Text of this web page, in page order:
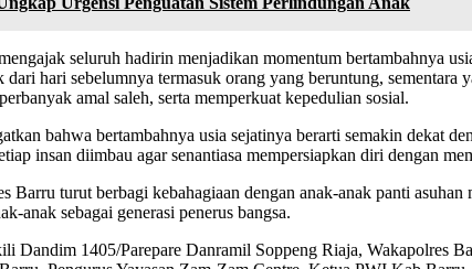
seluruh hadirin menjadikan momentum bertambahnya
hari sebelumnya termasuk orang yang beruntung,
amal saleh, serta memperkuat kepedulian sosial.
bahwa bertambahnya usia sejatinya berarti semakin dekat
insan diimbau agar senantiasa mempersiapkan diri dengan
Barru turut berbagi kebahagiaan dengan anak-anak panti
anak sebagai generasi penerus bangsa.
Dandim 1405/Parepare Danramil Soppeng Riaja, Wakapolres